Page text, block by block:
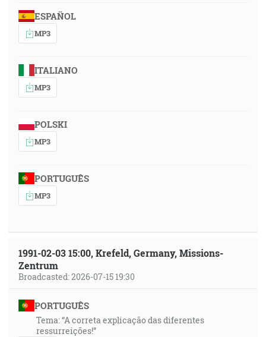
ESPAÑOL
MP3
ITALIANO
MP3
POLSKI
MP3
PORTUGUÊS
MP3
1991-02-03 15:00, Krefeld, Germany, Missions-
Zentrum
Broadcasted: 2026-07-15 19:30
PORTUGUÊS
Tema: “A correta explicação das diferentes
ressurreições!”